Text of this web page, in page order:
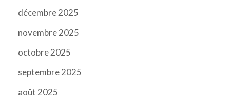
décembre 2025
novembre 2025
octobre 2025
septembre 2025
août 2025